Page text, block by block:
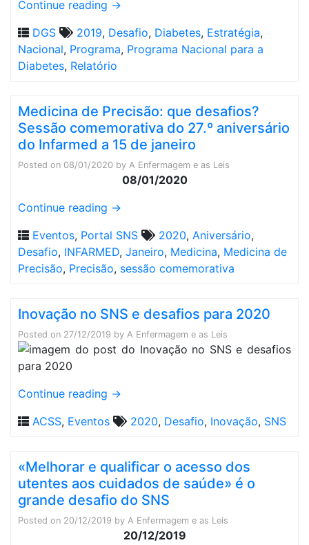
Continue reading →
DGS
2019, Desafio, Diabetes, Estratégia,
Nacional, Programa, Programa Nacional para a
Diabetes, Relatório
Medicina de Precisão: que desafios?
Sessão comemorativa do 27.º aniversário
do Infarmed a 15 de janeiro
Posted on 08/01/2020 by A Enfermagem e as Leis
08/01/2020
Continue reading →
Eventos, Portal SNS 2020, Aniversário,
Desafio, INFARMED, Janeiro, Medicina, Medicina de
Precisão, Precisão, sessão comemorativa
Inovação no SNS e desafios para 2020
Posted on 27/12/2019 by A Enfermagem e as Leis
Continue reading →
ACSS, Eventos 2020, Desafio, Inovação, SNS
«Melhorar e qualificar o acesso dos
utentes aos cuidados de saúde» é o
grande desafio do SNS
Posted on 20/12/2019 by A Enfermagem e as Leis
20/12/2019